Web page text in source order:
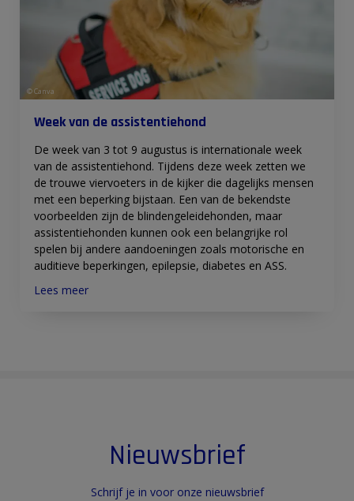
© Canva
Week van de assistentiehond
De week van 3 tot 9 augustus is internationale week
van de assistentiehond. Tijdens deze week zetten we
de trouwe viervoeters in de kijker die dagelijks mensen
met een beperking bijstaan. Een van de bekendste
voorbeelden zijn de blindengeleidehonden, maar
assistentiehonden kunnen ook een belangrijke rol
spelen bij andere aandoeningen zoals motorische en
auditieve beperkingen, epilepsie, diabetes en ASS.
Lees meer
Nieuwsbrief
Schrijf je in voor onze nieuwsbrief